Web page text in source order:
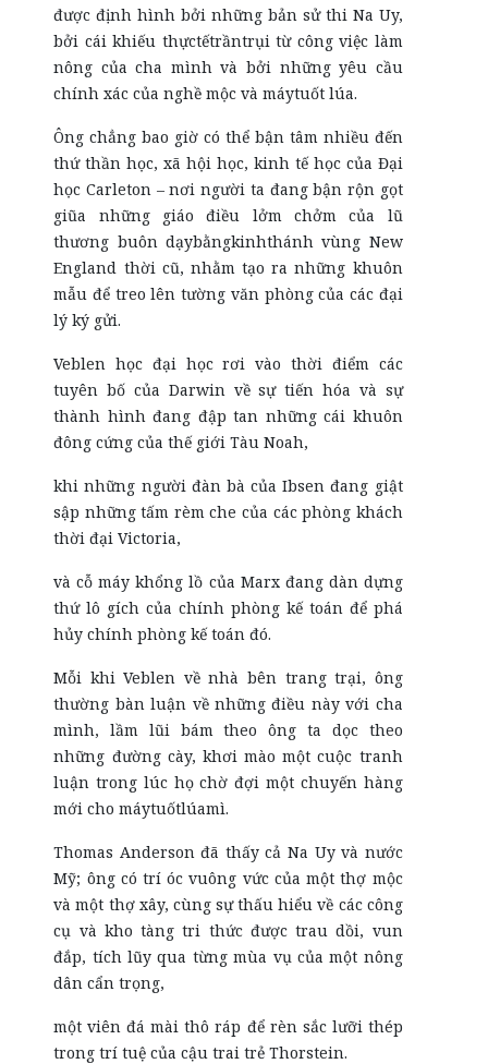
được định hình bởi những bản sử thi Na Uy,
bởi cái khiếu thựctếtrầntrụi từ công việc làm
nông của cha mình và bởi những yêu cầu
chính xác của nghề mộc và máytuốt lúa.
Ông chẳng bao giờ có thể bận tâm nhiều đến
thứ thần học, xã hội học, kinh tế học của Đại
học Carleton – nơi người ta đang bận rộn gọt
giũa những giáo điều lởm chởm của lũ
thương buôn dạybằngkinhthánh vùng New
England thời cũ, nhằm tạo ra những khuôn
mẫu để treo lên tường văn phòng của các đại
lý ký gửi.
Veblen học đại học rơi vào thời điểm các
tuyên bố của Darwin về sự tiến hóa và sự
thành hình đang đập tan những cái khuôn
đông cứng của thế giới Tàu Noah,
khi những người đàn bà của Ibsen đang giật
sập những tấm rèm che của các phòng khách
thời đại Victoria,
và cỗ máy khổng lồ của Marx đang dàn dựng
thứ lô gích của chính phòng kế toán để phá
hủy chính phòng kế toán đó.
Mỗi khi Veblen về nhà bên trang trại, ông
thường bàn luận về những điều này với cha
mình, lầm lũi bám theo ông ta dọc theo
những đường cày, khơi mào một cuộc tranh
luận trong lúc họ chờ đợi một chuyến hàng
mới cho máytuốtlúamì.
Thomas Anderson đã thấy cả Na Uy và nước
Mỹ; ông có trí óc vuông vức của một thợ mộc
và một thợ xây, cùng sự thấu hiểu về các công
cụ và kho tàng tri thức được trau dồi, vun
đắp, tích lũy qua từng mùa vụ của một nông
dân cẩn trọng,
một viên đá mài thô ráp để rèn sắc lưỡi thép
trong trí tuệ của cậu trai trẻ Thorstein.